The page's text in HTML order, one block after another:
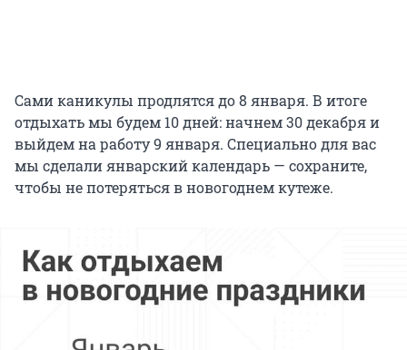
Сами каникулы продлятся до 8 января. В итоге
отдыхать мы будем 10 дней: начнем 30 декабря и
выйдем на работу 9 января. Специально для вас
мы сделали январский календарь — сохраните,
чтобы не потеряться в новогоднем кутеже.